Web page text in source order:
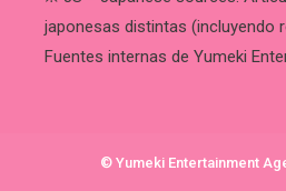
japonesas distintas (incluyendo
Fuentes internas de Yumeki
© Yumeki Entertainment